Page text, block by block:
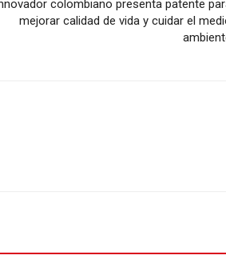
colombiano presenta patente
mejorar calidad de vida y cuidar el